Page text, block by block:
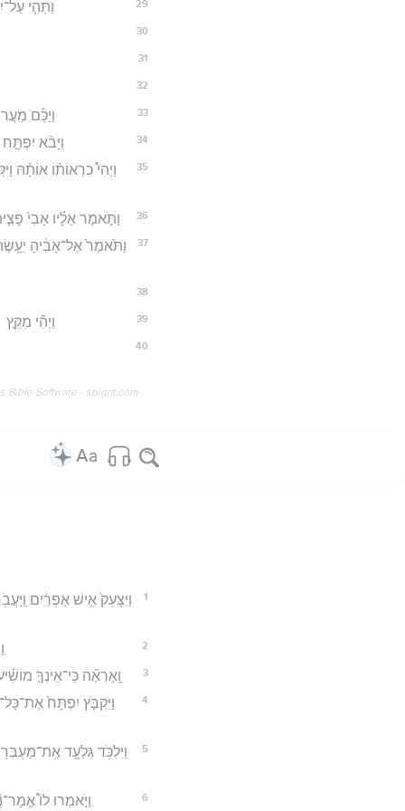
29 וַתְּהִ֤י
30
31
32
33 וַיַּכֵּ֡ם
34 וַיָּבֹ֨א
35
וַיְהִי֩ כִרְאוֹת֨וֹ אוֹתָ֜הּ
36 וַתֹּ֣אמֶר אֵלָ֗יו אָבִי֙
37
וַתֹּ֙אמֶר֙ אֶל־אָבִ֔יהָ
38
39 וַיְהִ֞י
40
Bible Software - sblgnt.com
1
וַיִּצָּעֵק֙ אִ֣ישׁ אֶפְרַ֔יִם
2
3 וָֽאֶרְאֶ֞ה כִּֽי־אֵינְךָ֣
4
וַיִּקְבֹּ֤ץ יִפְתָּח֙
5
וַיִּלְכֹּ֥ד גִּלְעָ֛ד
6 וַיֹּ֣אמְרוּ לוֹ֩